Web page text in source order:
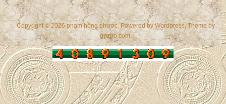
Copyright © 2026 phạm hồng phước. Powered byWordpress, Theme by
gazpo.com.